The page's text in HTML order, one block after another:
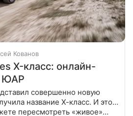
Кованов
X-класс: онлайн-
ЮАР
совершенно новую
название Х-класс. И это…